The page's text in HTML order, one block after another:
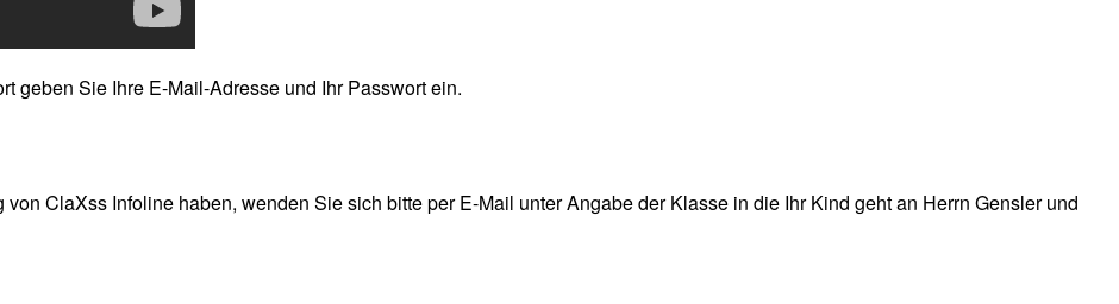
geben Sie Ihre E-Mail-Adresse und Ihr Passwort ein.
ClaXss Infoline haben, wenden Sie sich bitte per E-Mail unter Angabe der Klasse in die Ihr Kind geht an Herrn Gensler und